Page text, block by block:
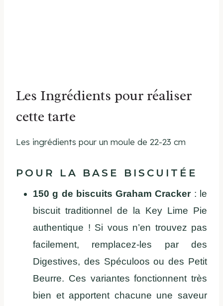
Les Ingrédients pour réaliser
cette tarte
Les ingrédients pour un moule de 22-23 cm
POUR LA BASE BISCUITÉE
150 g de biscuits Graham Cracker: le
biscuit traditionnel de la Key Lime Pie
authentique ! Si vous n’en trouvez pas
facilement, remplacez-les par des
Digestives, des Spéculoos ou des Petit
Beurre. Ces variantes fonctionnent très
bien et apportent chacune une saveur